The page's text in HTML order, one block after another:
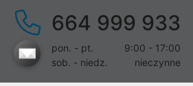
664 999 933
pon. - pt.
9:00 - 17:00
sob. - niedz.
nieczynne